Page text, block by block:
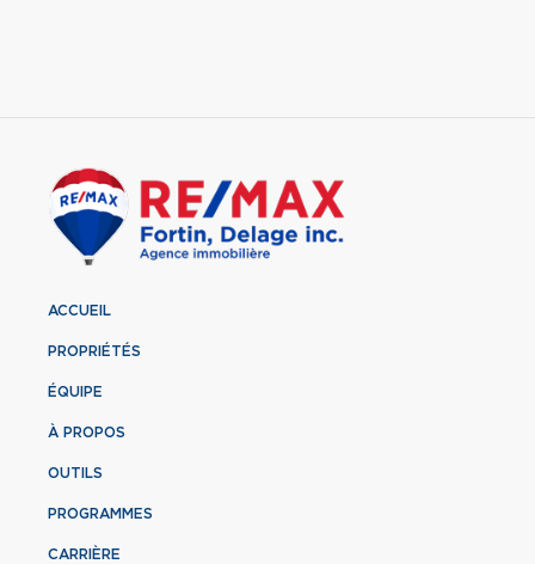
ACCUEIL
PROPRIÉTÉS
ÉQUIPE
À PROPOS
OUTILS
PROGRAMMES
CARRIÈRE